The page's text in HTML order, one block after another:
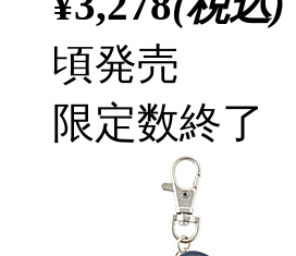
頃発売
限定数終了